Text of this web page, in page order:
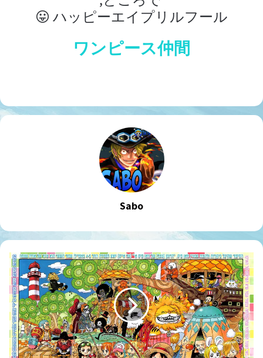
ハッピーエイプリルフール 😛
ワンピース仲間
Sabo
וואן
פיס
צ'אפטר
900
החגיגי
מתורגם
לעברית!